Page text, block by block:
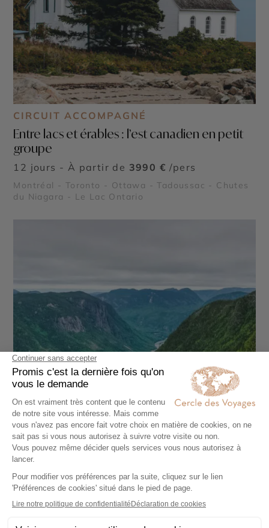
CIRCUIT ACCOMPAGNÉ
Entre lacs et érables : l’est canadien en petit
groupe
12 jours - À partir de 3990 € /pers
Montréal - Toronto - Ottawa - Tadoussac - Chutes
du Niagara - Le Lac Ontario
CIRCUIT ACCOMPAGNÉ